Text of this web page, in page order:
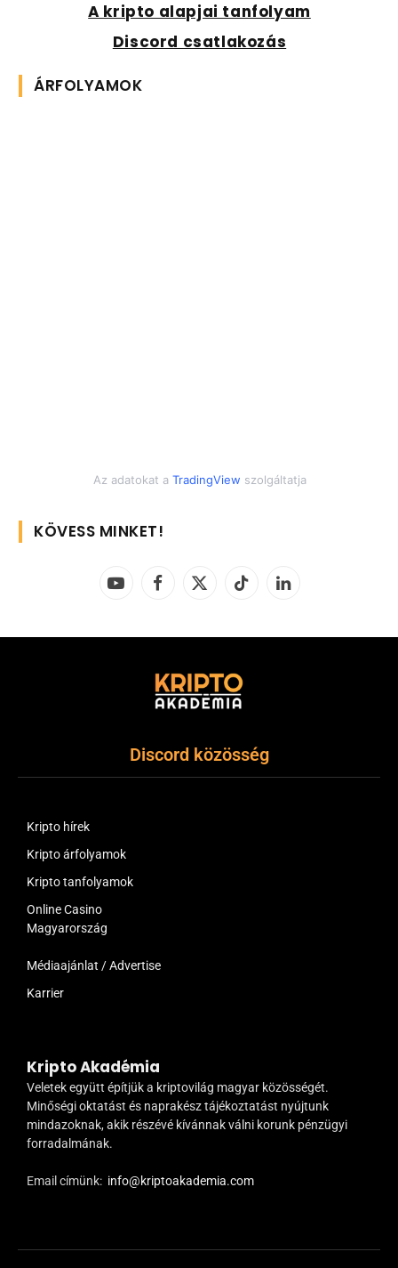
A kripto alapjai tanfolyam
Discord csatlakozás
ÁRFOLYAMOK
Az adatokat a TradingView szolgáltatja
KÖVESS MINKET!
YouTubeFacebook
X
TikTok LinkedIn
Discord közösség
Kripto hírek
Kripto árfolyamok
Kripto tanfolyamok
Online Casino
Magyarország
Médiaajánlat / Advertise
Karrier
Kripto Akadémia
Veletek együtt építjük a kriptovilág magyar közösségét.
Minőségi oktatást és naprakész tájékoztatást nyújtunk
mindazoknak, akik részévé kívánnak válni korunk pénzügyi
forradalmának.
Email címünk: info@kriptoakademia.com